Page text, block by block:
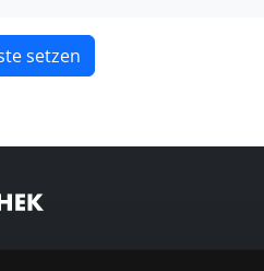
setzen